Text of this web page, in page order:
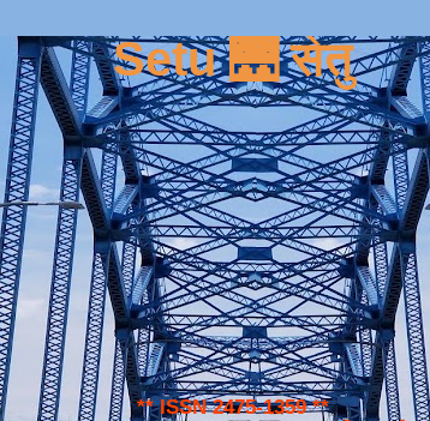
Setu 🌉 सेतु
** ISSN 2475-1359 **